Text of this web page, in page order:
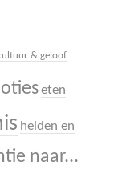
& geloof
eten
helden en
naar...